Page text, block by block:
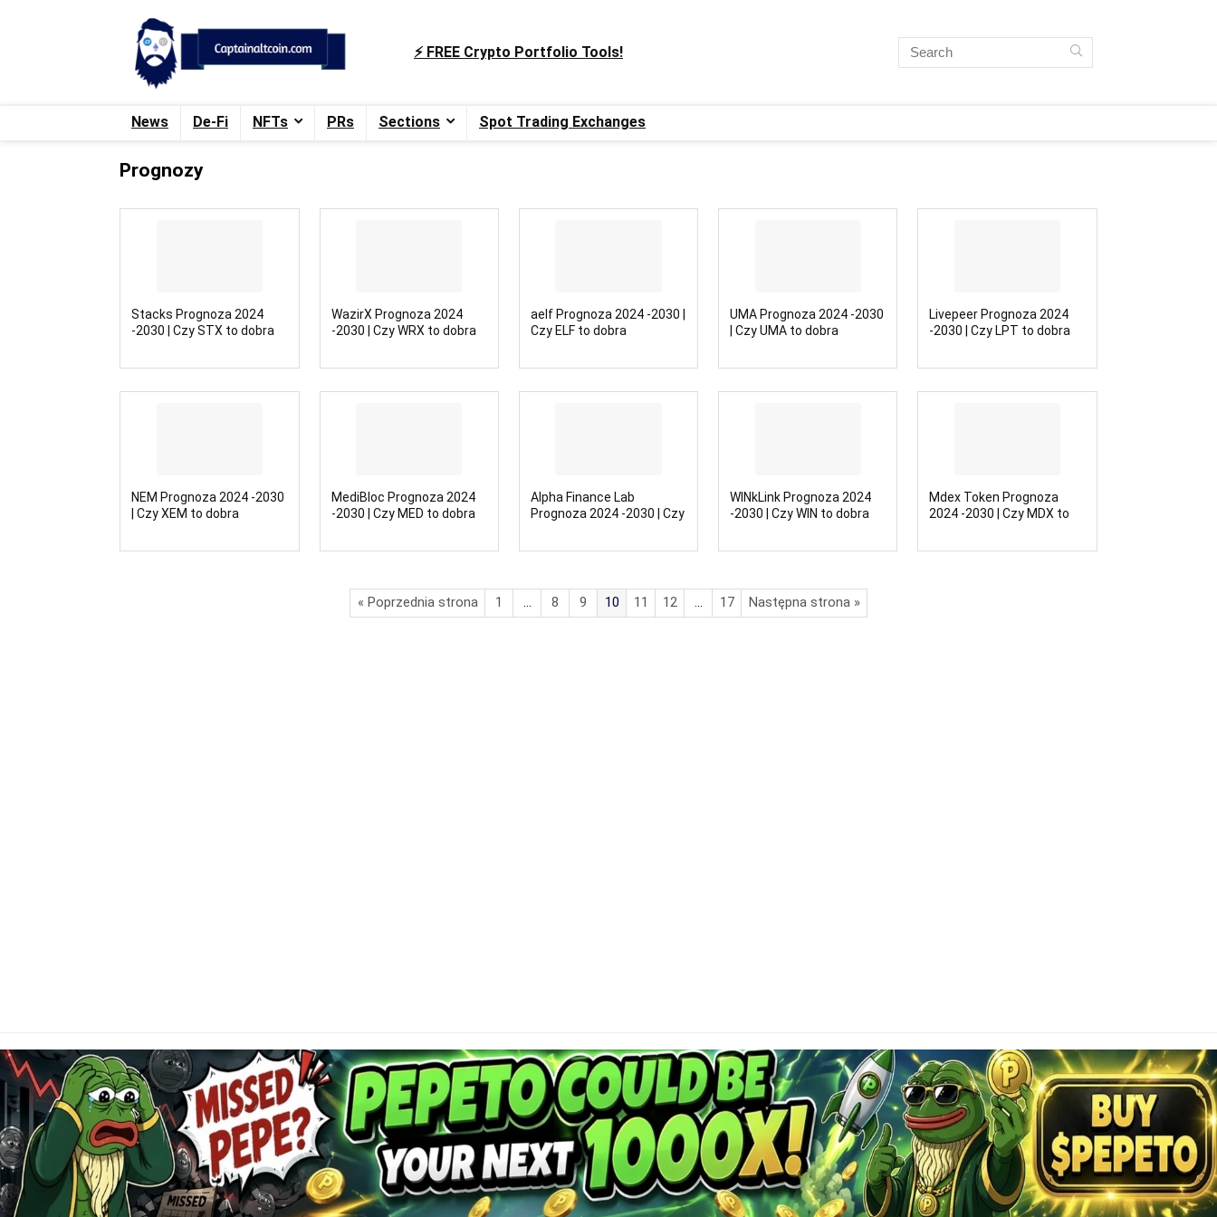
⚡️ FREE Crypto Portfolio Tools!
News De-Fi NFTs PRs Sections Spot Trading Exchanges
Prognozy
Stacks Prognoza 2024
-2030 | Czy STX to dobra
WazirX Prognoza 2024
-2030 | Czy WRX to dobra
aelf Prognoza 2024 -2030 |
Czy ELF to dobra
UMA Prognoza 2024 -2030
| Czy UMA to dobra
Livepeer Prognoza 2024
-2030 | Czy LPT to dobra
NEM Prognoza 2024 -2030
| Czy XEM to dobra
MediBloc Prognoza 2024
-2030 | Czy MED to dobra
Alpha Finance Lab
Prognoza 2024 -2030 | Czy
WINkLink Prognoza 2024
-2030 | Czy WIN to dobra
Mdex Token Prognoza
2024 -2030 | Czy MDX to
« Poprzednia strona 1 … 8 9 10 11 12 … 17 Następna strona »
DISCLAIMER
CaptainAltcoin.com does not offer any sort of financial
or investment advice. Please make sure to do your own
research, make educated financial decisions and
consult your Financial Advisor.